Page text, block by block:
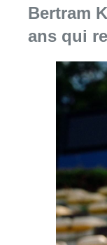
Bertram
ans qui